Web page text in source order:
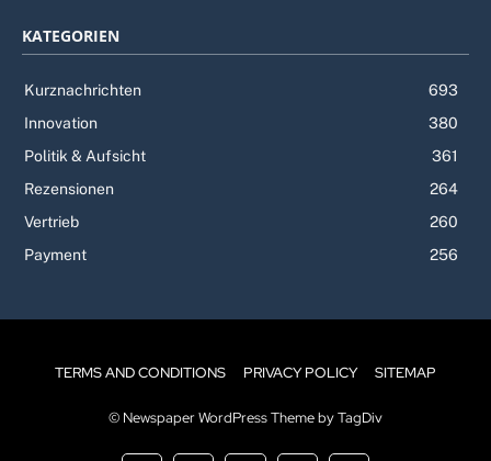
KATEGORIEN
Kurznachrichten
693
Innovation
380
Politik & Aufsicht
361
Rezensionen
264
Vertrieb
260
Payment
256
TERMS AND CONDITIONS PRIVACY POLICY SITEMAP
© Newspaper WordPress Theme by TagDiv